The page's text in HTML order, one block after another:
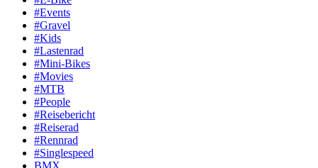
#Events
#Gravel
#Kids
#Lastenrad
#Mini-Bikes
#Movies
#MTB
#People
#Reisebericht
#Reiserad
#Rennrad
#Singlespeed